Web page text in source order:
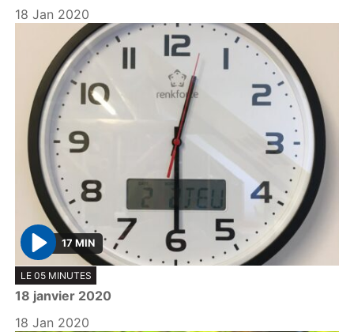
y
18 Jan 2020
P
l
a
y
17 MIN
LE 05 MINUTES
18 janvier 2020
18 Jan 2020